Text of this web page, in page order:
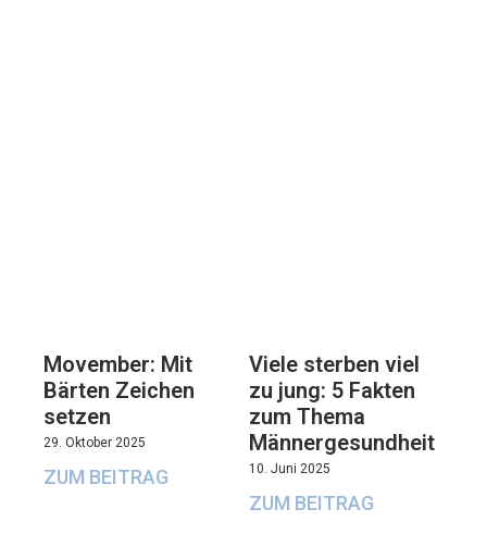
Movember: Mit
Bärten Zeichen
setzen
29. Oktober 2025
ZUM BEITRAG
Viele sterben viel
zu jung: 5 Fakten
zum Thema
Männergesundheit
10. Juni 2025
ZUM BEITRAG